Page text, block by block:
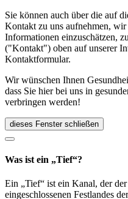
Sie können auch über die auf
Kontakt zu uns aufnehmen,
Informationen einzuschätzen,
("Kontakt") oben auf unserer
Kontaktformular.
Wir wünschen Ihnen
dass Sie hier bei uns in
verbringen werden!
dieses Fenster schließen
Was ist ein „Tief“?
Ein „Tief“ ist ein Kanal, der
eingeschlossenen Festlandes